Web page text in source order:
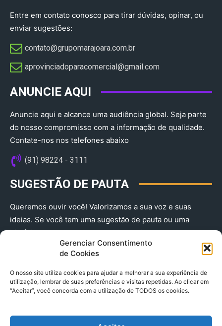
Gerenciar Consentimento
de Cookies
O nosso site utiliza cookies para ajudar a melhorar a sua experiência de
utilização, lembrar de suas preferências e visitas repetidas. Ao clicar em
“Aceitar”, você concorda com a utilização de TODOS os cookies.
Entre em contato conosco para tirar dúvidas, opinar, ou
enviar sugestões:
contato@grupomarajoara.com.br
aprovinciadoparacomercial@gmail.com​
ANUNCIE AQUI
Anuncie aqui e alcance uma audiência global. Seja parte
do nosso compromisso com a informação de qualidade.
Contate-nos nos telefones abaixo
(91) 98224 - 3111
SUGESTÃO DE PAUTA
Queremos ouvir você! Valorizamos a sua voz e suas
ideias. Se você tem uma sugestão de pauta ou uma
história que merece ser contada, envie-nos agora!
(91) 98224 - 3111